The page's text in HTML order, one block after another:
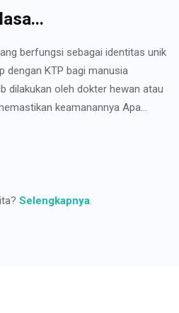
berfungsi sebagai identitas unik
dengan KTP bagi manusia
dilakukan oleh dokter hewan atau
keamanannya Apa...
Selengkapnya.